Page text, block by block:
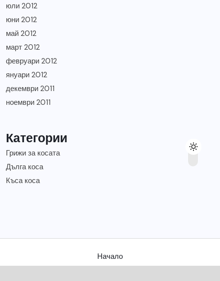
юли 2012
юни 2012
май 2012
март 2012
февруари 2012
януари 2012
декември 2011
ноември 2011
Категории
Грижи за косата
Дълга коса
Къса коса
Начало